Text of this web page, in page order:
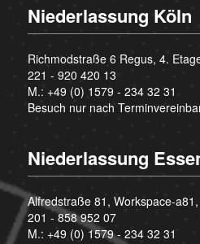
Niederlassung Köln
Richmodstraße 6 Regus, 4.
221 - 920 420 13
M.: +49 (0) 1579 - 234 32 31
Besuch nur nach
Niederlassung
Alfredstraße 81, Workspace-
201 - 858 952 07
M.: +49 (0) 1579 - 234 32 31